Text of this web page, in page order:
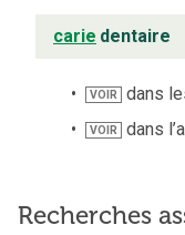
carie dentaire
VOIR dans
VOIR dans
Recherches